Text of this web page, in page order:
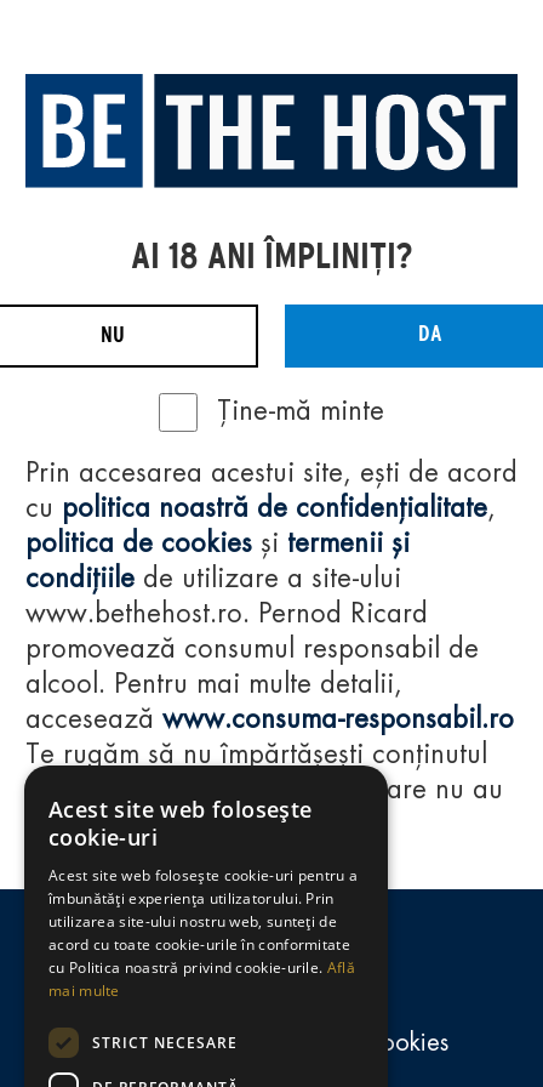
Regulamente
consumă-responsabil.ro
Politica de confidențialitate și cookies
AI 18 ANI ÎMPLINIȚI?
NU DA
Ține-mă minte
Prin accesarea acestui site, ești de acord
cu politica noastră de confidențialitate,
politica de cookies și termenii și
condițiile de utilizare a site-ului
www.bethehost.ro. Pernod Ricard
promovează consumul responsabil de
alcool. Pentru mai multe detalii,
accesează www.consuma-responsabil.ro
Te rugăm să nu împărtășești conținutul
acestui website cu persoane care nu au
împlinit vârsta de 18 ani.
Acest site web folosește
cookie-uri
Acest site web folosește cookie-uri pentru a
îmbunătăți experiența utilizatorului. Prin
utilizarea site-ului nostru web, sunteți de
acord cu toate cookie-urile în conformitate
cu Politica noastră privind cookie-urile. Află
mai multe
STRICT NECESARE